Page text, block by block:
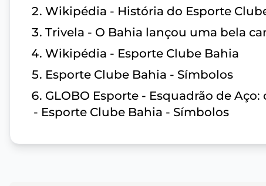
Wikipédia - História do Esporte
Trivela - O Bahia lançou uma bela
Wikipédia - Esporte Clube Bahia
Esporte Clube Bahia - Símbolos
GLOBO Esporte - Esquadrão de
- Esporte Clube Bahia - Símbolos